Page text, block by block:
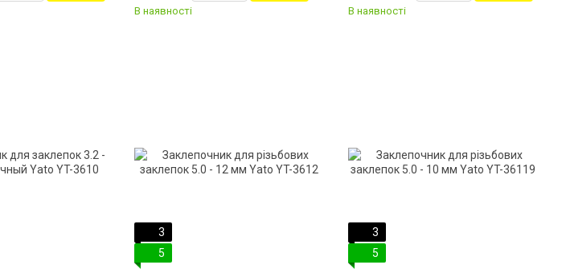
В наявності В наявності
3
5
3
5